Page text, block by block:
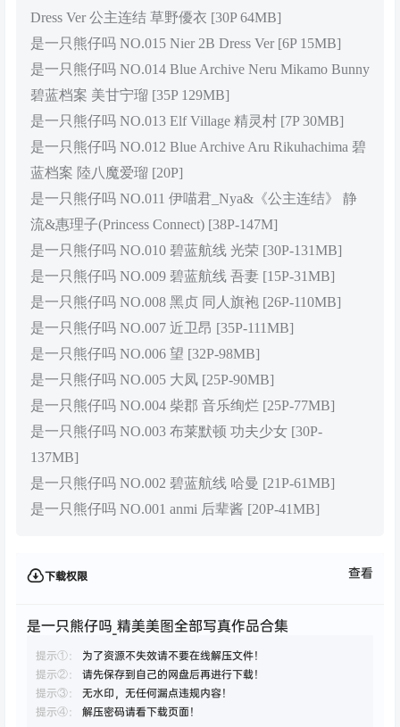
Dress Ver 公主连结 草野優衣 [30P 64MB]
是一只熊仔吗 NO.015 Nier 2B Dress Ver [6P 15MB]
是一只熊仔吗 NO.014 Blue Archive Neru Mikamo Bunny
碧蓝档案 美甘宁瑠 [35P 129MB]
是一只熊仔吗 NO.013 Elf Village 精灵村 [7P 30MB]
是一只熊仔吗 NO.012 Blue Archive Aru Rikuhachima 碧
蓝档案 陸八魔爱瑠 [20P]
是一只熊仔吗 NO.011 伊喵君_Nya&《公主连结》 静
流&惠理子(Princess Connect) [38P-147M]
是一只熊仔吗 NO.010 碧蓝航线 光荣 [30P-131MB]
是一只熊仔吗 NO.009 碧蓝航线 吾妻 [15P-31MB]
是一只熊仔吗 NO.008 黑贞 同人旗袍 [26P-110MB]
是一只熊仔吗 NO.007 近卫昂 [35P-111MB]
是一只熊仔吗 NO.006 望 [32P-98MB]
是一只熊仔吗 NO.005 大凤 [25P-90MB]
是一只熊仔吗 NO.004 柴郡 音乐绚烂 [25P-77MB]
是一只熊仔吗 NO.003 布莱默顿 功夫少女 [30P-
137MB]
是一只熊仔吗 NO.002 碧蓝航线 哈曼 [21P-61MB]
是一只熊仔吗 NO.001 anmi 后辈酱 [20P-41MB]
下载权限 查看
是一只熊仔吗_精美美图全部写真作品合集
提示①：
为了资源不失效请不要在线解压文件！
提示②：
请先保存到自己的网盘后再进行下载！
提示③：
无水印，无任何漏点违规内容！
提示④：
解压密码请看下载页面！